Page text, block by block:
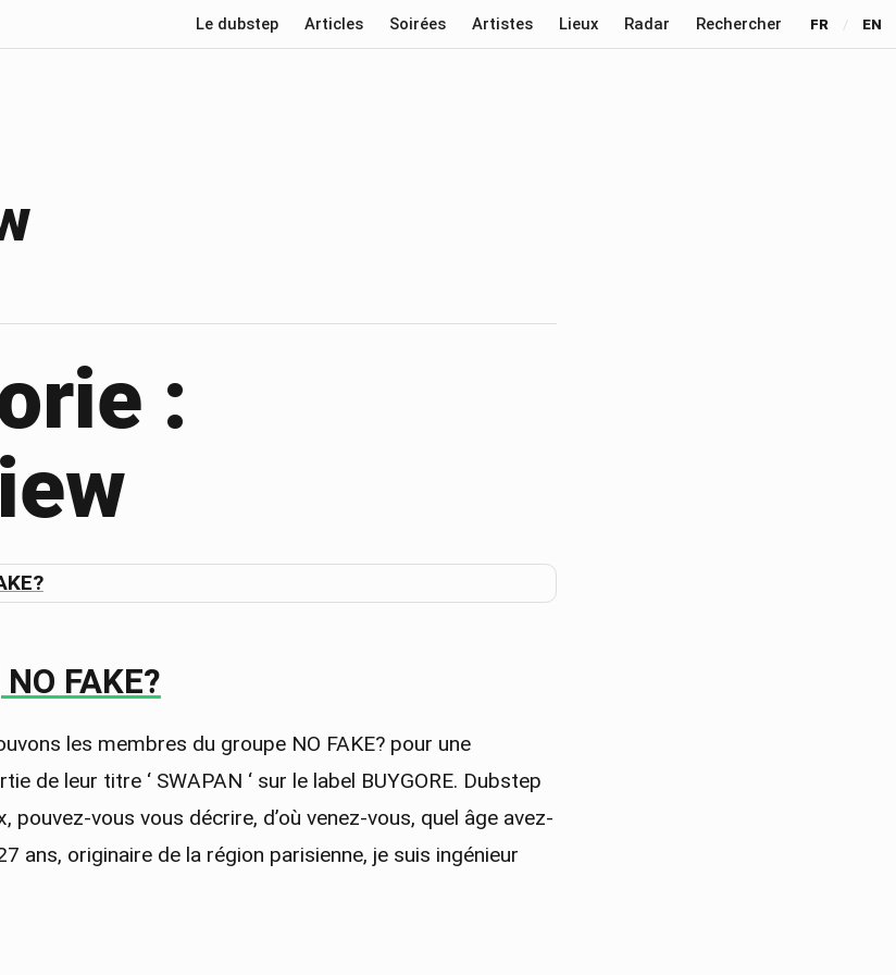
Le dubstep Articles Soirées Artistes Lieux Radar Rechercher FR / EN
:
FAKE?
les membres du groupe NO FAKE? pour une
de leur titre ‘ SWAPAN ‘ sur le label BUYGORE. Dubstep
pouvez-vous vous décrire, d’où venez-vous, quel âge avez-
ans, originaire de la région parisienne, je suis ingénieur